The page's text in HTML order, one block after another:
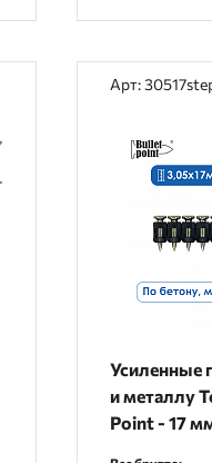
Арт:
Усиленные
и металлу
Point - 17